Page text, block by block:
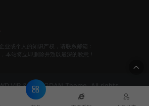
业或个人的知识产权，请联系邮箱：
本站将立即删除并致以最深的歉意！
& WANGDAN Theme. All rights